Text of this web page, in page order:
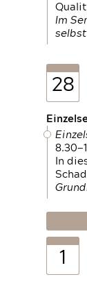
Im
28
In
1